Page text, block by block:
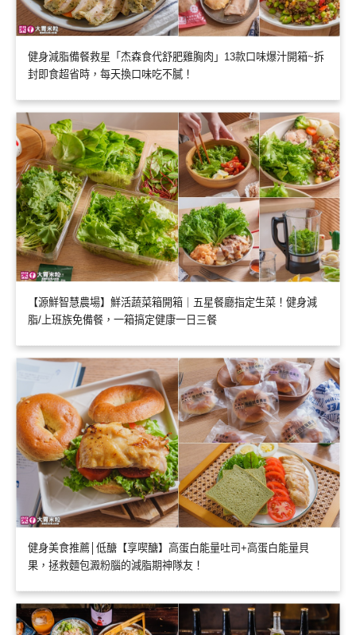
健身減脂備餐救星「杰森食代舒肥雞胸肉」13款口味爆汁開箱~拆
封即食超省時，每天換口味吃不膩！
【源鮮智慧農場】鮮活蔬菜箱開箱｜五星餐廳指定生菜！健身減
脂/上班族免備餐，一箱搞定健康一日三餐
健身美食推薦│低醣【享喫醣】高蛋白能量吐司+高蛋白能量貝
果，拯救麵包澱粉腦的減脂期神隊友！